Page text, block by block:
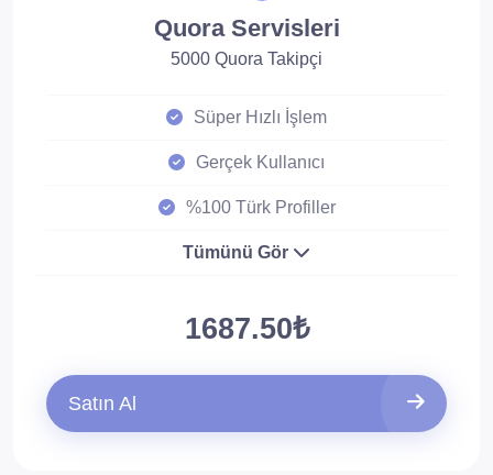
Quora Servisleri
5000 Quora Takipçi
Süper Hızlı İşlem
Gerçek Kullanıcı
%100 Türk Profiller
Tümünü Gör
1687.50₺
Satın Al